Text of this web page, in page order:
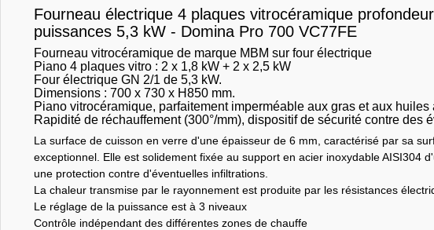
Fourneau électrique 4 plaques vitrocéramique
puissances 5,3 kW - Domina Pro 700 VC77FE
Fourneau vitrocéramique de marque MBM sur four électrique
Piano 4 plaques vitro : 2 x 1,8 kW + 2 x 2,5 kW
Four électrique GN 2/1 de 5,3 kW.
Dimensions : 700 x 730 x H850 mm.
Piano vitrocéramique, parfaitement imperméable aux gras et aux huiles
Rapidité de réchauffement (300°/mm), dispositif de sécurité contre des
La surface de cuisson en verre d'une épaisseur de 6 mm, caractérisé par sa
exceptionnel. Elle est solidement fixée au support en acier inoxydable AISI304
une protection contre d'éventuelles infiltrations.
La chaleur transmise par le rayonnement est produite par les résistances
Le réglage de la puissance est à 3 niveaux
Contrôle indépendant des différentes zones de chauffe